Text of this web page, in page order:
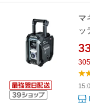
マ
ッ
305